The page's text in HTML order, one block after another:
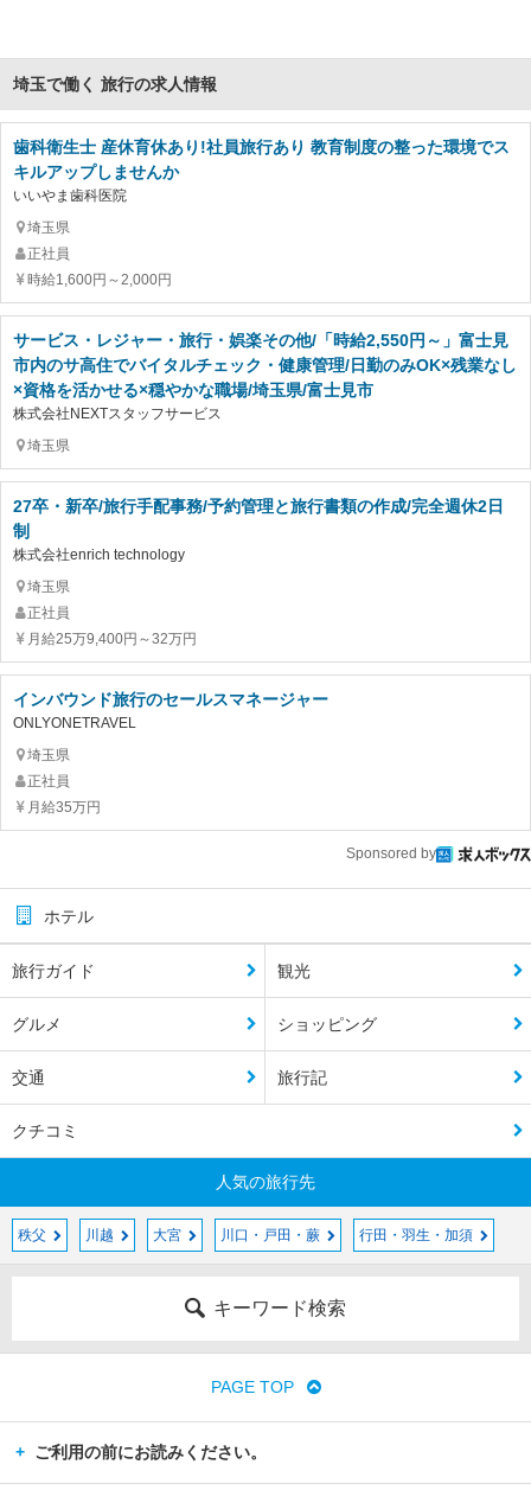
埼玉で働く 旅行の求人情報
歯科衛生士 産休育休あり!社員旅行あり 教育制度の整った環境でス
キルアップしませんか
いいやま歯科医院
埼玉県
正社員
時給1,600円～2,000円
サービス・レジャー・旅行・娯楽その他/「時給2,550円～」富士見
市内のサ高住でバイタルチェック・健康管理/日勤のみOK×残業なし
×資格を活かせる×穏やかな職場/埼玉県/富士見市
株式会社NEXTスタッフサービス
埼玉県
27卒・新卒/旅行手配事務/予約管理と旅行書類の作成/完全週休2日
制
株式会社enrich technology
埼玉県
正社員
月給25万9,400円～32万円
インバウンド旅行のセールスマネージャー
ONLYONETRAVEL
埼玉県
正社員
月給35万円
Sponsored by
ホテル
旅行ガイド 観光
グルメ ショッピング
交通 旅行記
クチコミ
人気の旅行先
秩父 川越 大宮 川口・戸田・蕨 行田・羽生・加須
キーワード検索
PAGE TOP
ご利用の前にお読みください。